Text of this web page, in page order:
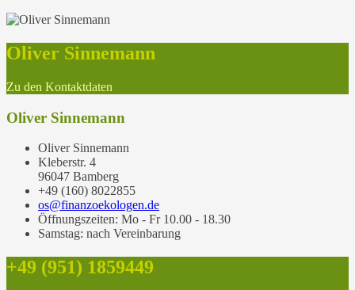
Oliver Sinnemann
Zu den Kontaktdaten
Oliver Sinnemann
Oliver Sinnemann
Kleberstr. 4
96047 Bamberg
+49 (160) 8022855
os@finanzoekologen.de
Öffnungszeiten: Mo - Fr 10.00 - 18.30
Samstag: nach Vereinbarung
+49 (951) 1859449